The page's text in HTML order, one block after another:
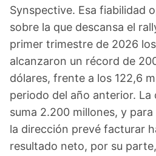
Synspective. Esa fiabilidad
sobre la que descansa el
primer trimestre de 2026
alcanzaron un récord de
dólares, frente a los 122,6
periodo del año anterior.
suma 2.200 millones, y
la dirección prevé facturar
resultado neto, por su